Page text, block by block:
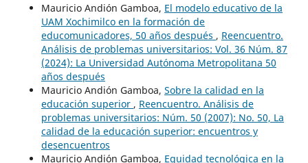
Mauricio Andión Gamboa, El modelo educativo de la
UAM Xochimilco en la formación de
educomunicadores, 50 años después , Reencuentro.
Análisis de problemas universitarios: Vol. 36 Núm. 87
(2024): La Universidad Autónoma Metropolitana 50
años después
Mauricio Andión Gamboa, Sobre la calidad en la
educación superior , Reencuentro. Análisis de
problemas universitarios: Núm. 50 (2007): No. 50, La
calidad de la educación superior: encuentros y
desencuentros
Mauricio Andión Gamboa, Equidad tecnológica en la